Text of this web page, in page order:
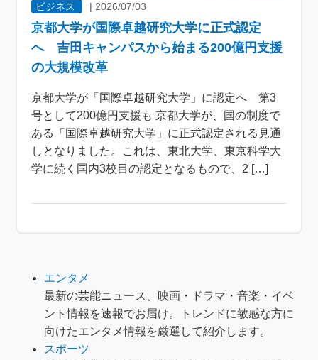
ビジネス |2026/07/03
京都大学が国際卓越研究大学に正式認定
へ 吉田キャンパスから始まる200億円支援
の大規模改革
京都大学が「国際卓越研究大学」に認定へ 第3
号として200億円支援も 京都大学が、国の制度で
ある「国際卓越研究大学」に正式認定される見通
しとなりました。これは、東北大学、東京科学大
学に続く国内3校目の認定となるもので、2 […]
エンタメ
最新の芸能ニュース、映画・ドラマ・音楽・イベ
ント情報を速報でお届け。トレンドに敏感な方に
向けたエンタメ情報を厳選して紹介します。
スポーツ